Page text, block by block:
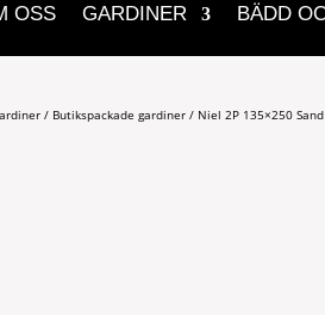
OSS GARDINER BÄDD
/ Butikspackade gardiner / Niel 2P 135×250 Sand